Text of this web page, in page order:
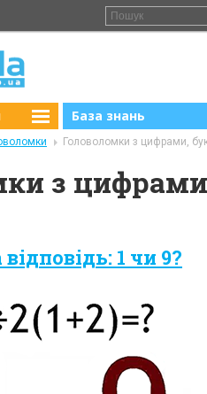
База знань
Головоломки з цифрами,
з
1 чи 9?